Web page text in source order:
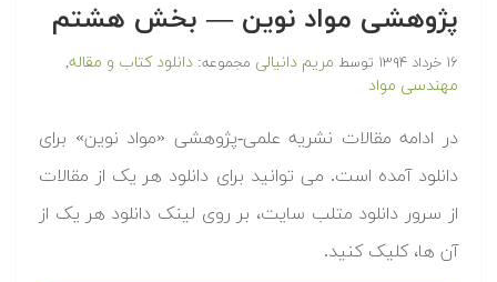
پژوهشی مواد نوین — بخش هشتم
۱۶ خرداد ۱۳۹۴ توسط مریم دانیالی مجموعه: دانلود کتاب و مقاله,
مهندسی مواد
در ادامه مقالات نشریه علمی-پژوهشی «مواد نوین» برای
دانلود آمده است. می توانید برای دانلود هر یک از مقالات
از سرور دانلود متلب سایت، بر روی لینک دانلود هر یک از
آن ها، کلیک کنید.